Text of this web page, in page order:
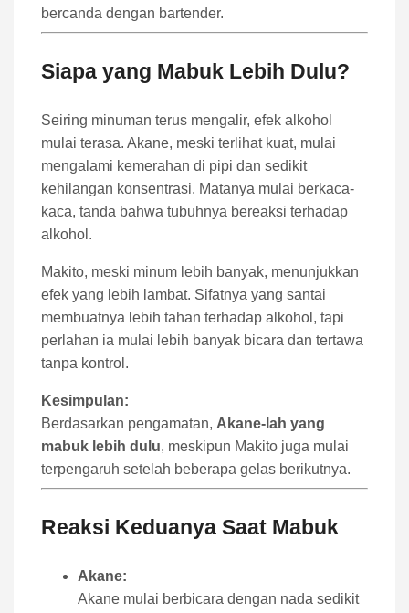
bercanda dengan bartender.
Siapa yang Mabuk Lebih Dulu?
Seiring minuman terus mengalir, efek alkohol
mulai terasa. Akane, meski terlihat kuat, mulai
mengalami kemerahan di pipi dan sedikit
kehilangan konsentrasi. Matanya mulai berkaca-
kaca, tanda bahwa tubuhnya bereaksi terhadap
alkohol.
Makito, meski minum lebih banyak, menunjukkan
efek yang lebih lambat. Sifatnya yang santai
membuatnya lebih tahan terhadap alkohol, tapi
perlahan ia mulai lebih banyak bicara dan tertawa
tanpa kontrol.
Kesimpulan:
Berdasarkan pengamatan, Akane-lah yang
mabuk lebih dulu, meskipun Makito juga mulai
terpengaruh setelah beberapa gelas berikutnya.
Reaksi Keduanya Saat Mabuk
Akane:
Akane mulai berbicara dengan nada sedikit